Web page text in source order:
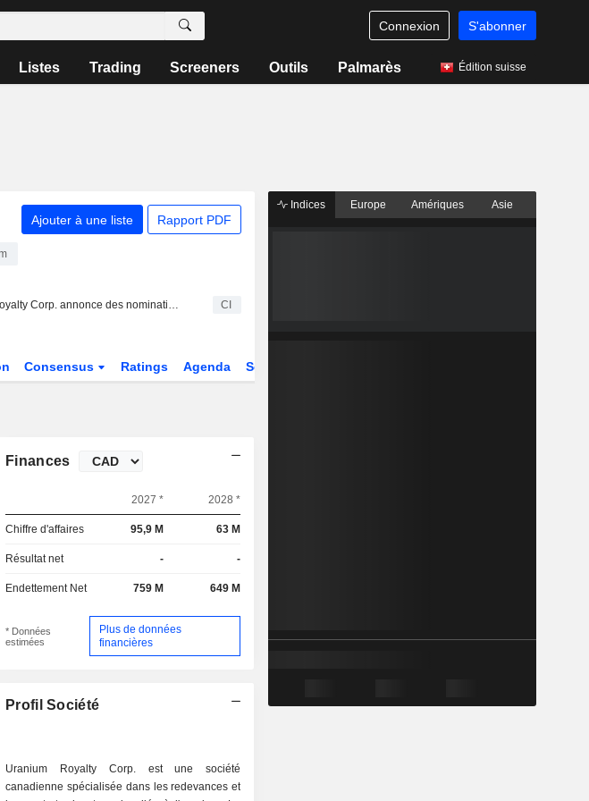
Connexion S'abonner
Listes Trading Screeners Outils Palmarès Édition suisse
Ajouter à une liste Rapport PDF
CI
Consensus Ratings Agenda Secteur
Finances
2027 * 2028 *
Chiffre d'affaires 95,9 M 63 M
Résultat net - -
Endettement Net 759 M 649 M
* Données
estimées
Plus de données
financières
Profil Société
Uranium Royalty Corp. est une société
canadienne spécialisée dans les redevances et
Indices Europe Amériques Asie